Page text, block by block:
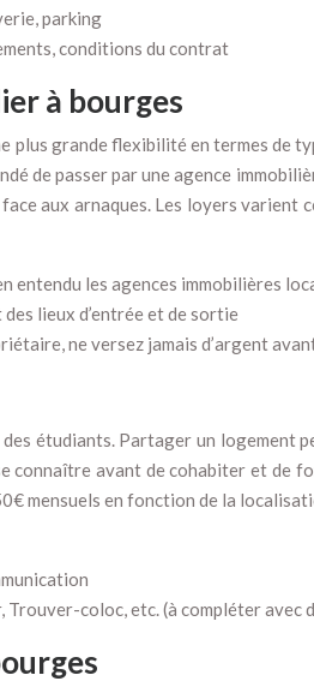
parking
conditions du contrat
à bourges
grande flexibilité en termes de
de passer par une agence
aux arnaques. Les loyers
entendu les agences immobilières
lieux d’entrée et de sortie
ne versez jamais d’argent
étudiants. Partager un
connaître avant de cohabiter et
mensuels en fonction de la
Trouver-coloc, etc. (à compléter avec